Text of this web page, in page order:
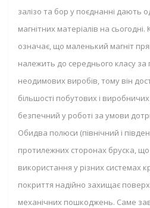
залізо та бор у поєднанні дають
магнітних матеріалів на сьогодні.
означає, що маленький магніт
належить до середнього класу за
неодимових виробів, тому він
більшості побутових і
безпечний у роботі за умови
Обидва полюси (північний і
протилежних сторонах бруска,
використання у різних системах
покриття надійно захищає
механічних пошкоджень. Саме